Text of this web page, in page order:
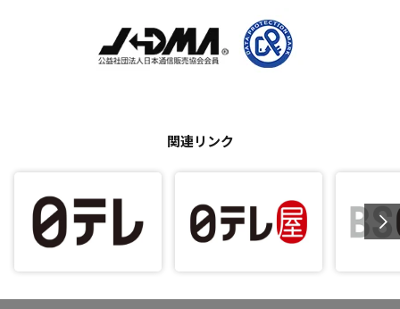
関連リンク